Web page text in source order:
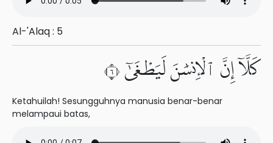
Al-'Alaq : 5
كَلَّآ إِنَّ ٱلْإِنسَٰنَ لَيَطْغَىٰٓ ٦
Ketahuilah! Sesungguhnya manusia benar-benar
melampaui batas,